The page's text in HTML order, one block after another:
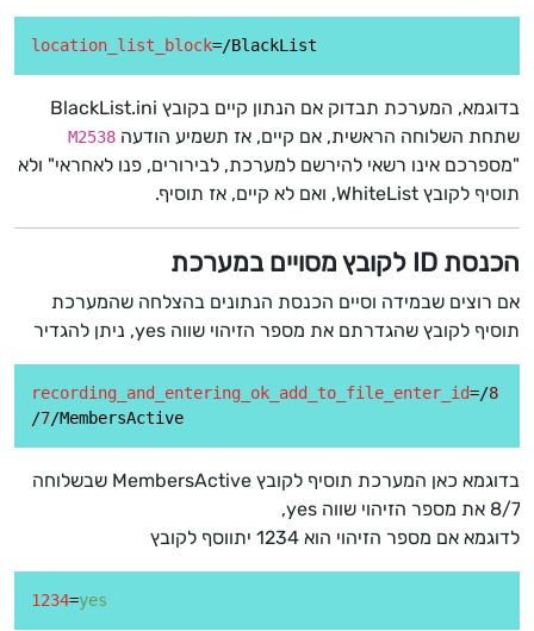
location_list_block
בדוגמא, המערכת תבדוק אם הנתון קיים בקובץ BlackList.ini
שתחת השלוחה הראשית, אם קיים, אז תשמיע הודעה M2538
"מספרכם אינו רשאי להירשם למערכת, לבירורים, פנו לאחראי" ולא
תוסיף לקובץ WhiteList, ואם לא קיים, אז תוסיף.
הכנסת ID לקובץ מסויים במערכת
אם רוצים שבמידה וסיים הכנסת הנתונים בהצלחה שהמערכת
תוסיף לקובץ שהגדרתם את מספר הזיהוי שווה yes, ניתן להגדיר
recording_and_entering_ok_add_to_file_enter_id=/8
/7
בדוגמא כאן המערכת תוסיף לקובץ MembersActive שבשלוחה
8/7 את מספר הזיהוי שווה yes,
לדוגמא אם מספר הזיהוי הוא 1234 יתווסף לקובץ
1234=yes